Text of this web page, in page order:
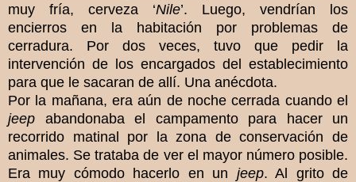
muy fría, cerveza ‘Nile’. Luego, vendrían los
encierros en la habitación por problemas de
cerradura. Por dos veces, tuvo que pedir la
intervención de los encargados del establecimiento
para que le sacaran de allí. Una anécdota.
Por la mañana, era aún de noche cerrada cuando el
jeep abandonaba el campamento para hacer un
recorrido matinal por la zona de conservación de
animales. Se trataba de ver el mayor número posible.
Era muy cómodo hacerlo en un jeep. Al grito de